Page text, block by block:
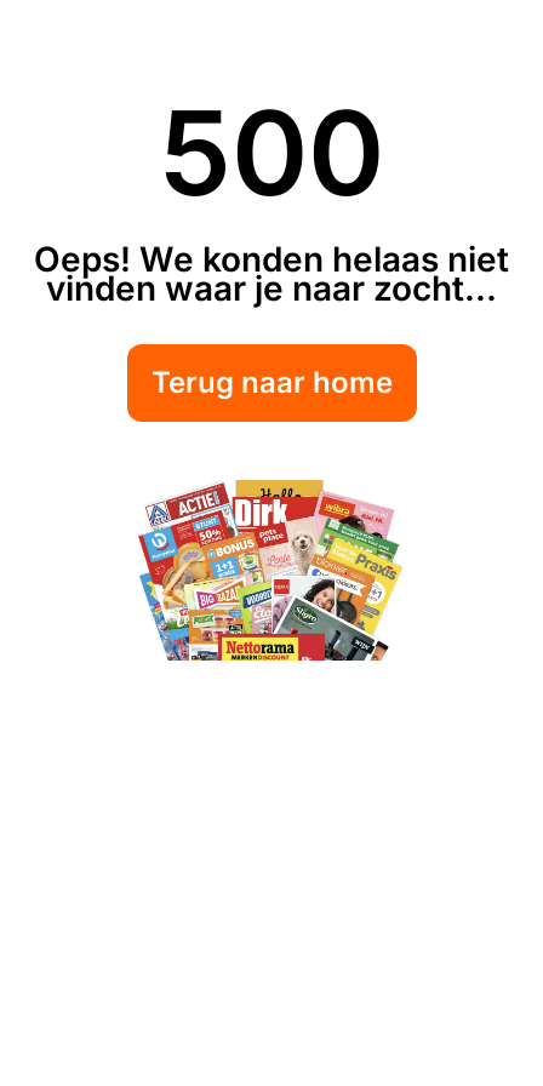
500
Oeps! We konden helaas niet
vinden waar je naar zocht...
Terug naar home